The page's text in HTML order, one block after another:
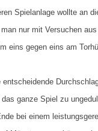
Spielanlage wollte an
nur mit Versuchen
eins gegen eins am
ganze Spiel zu
bei einem